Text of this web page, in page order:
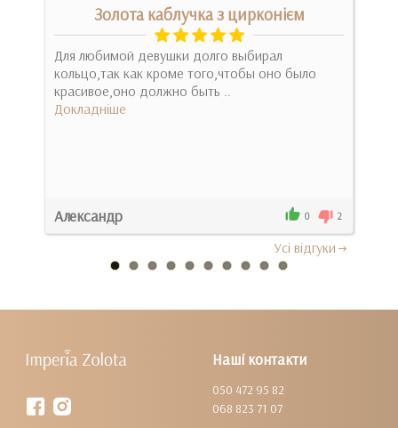
Золота каблучка з цирконієм
Для любимой девушки долго выбирал
кольцо,так как кроме того,чтобы оно было
красивое,оно должно быть ..
Докладніше
Александр 0 2
Усi вiдгуки
Наші контакти
050 472 95 82
068 823 71 07